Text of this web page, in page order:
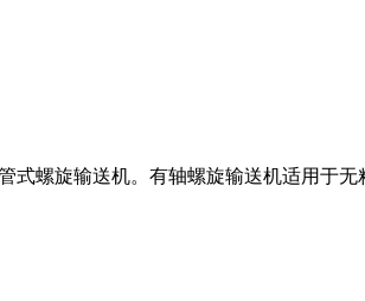
螺旋输送机。有轴螺旋输送机适用于无